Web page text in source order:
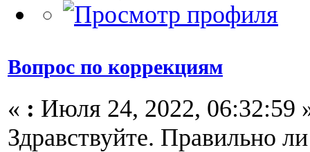
Вопрос по коррекциям
« : Июля 24, 2022, 06:32:59
Здравствуйте. Правильно